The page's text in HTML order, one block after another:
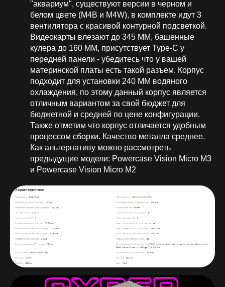
"аквариум", существуют версии в черном и
белом цвете (M4B и M4W), в комплекте идут 3
вентилятора с красивой контурной подсветкой.
Видеокарты влезают до 345 ММ, башенные
кулера до 160 ММ, присутствует Type-C у
передней панели - убедитесь что у вашей
материнской платы есть такой разъем. Корпус
подходит для установки 240 ММ водяного
охлаждения, по этому данный корпус является
отличным вариантом за свой бюджет для
бюджетной и средней по цене конфигурации.
Также отметим что корпус отличается удобным
процессом сборки. Качество металла среднее.
Как альтернативу можно рассмотреть
предыдущие модели: Powercase Vision Micro M3
и Powercase Vision Micro M2